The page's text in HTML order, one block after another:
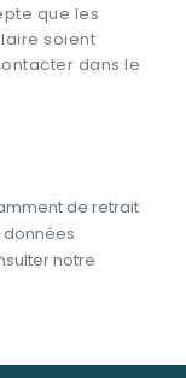
que les
soient
dans le
de retrait
notre